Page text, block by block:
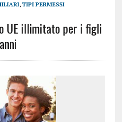
, TIPI PERMESSI
UE illimitato per i figli